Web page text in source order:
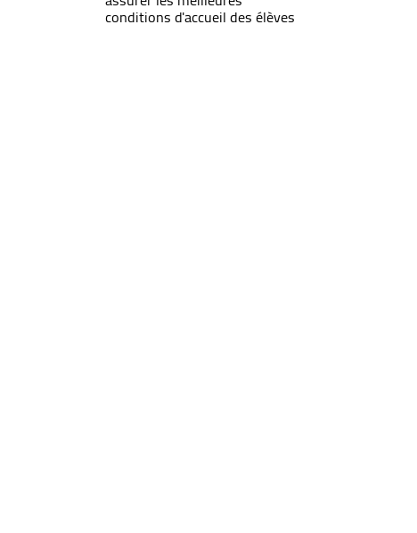
conditions d'accueil des élèves